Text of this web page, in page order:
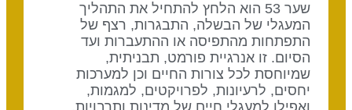
שער 53 הוא הלחץ להתחיל את התהליך
המעגלי של הבשלה, התבגרות, רצף של
התפתחות מהתפיסה או ההתעברות ועד
הסיום. זו אנרגיית פורמט, תבניתית,
שמיוחסת לכל צורות החיים וכן למערכות
יחסים, לרעיונות, לפרויקטים, למגמות,